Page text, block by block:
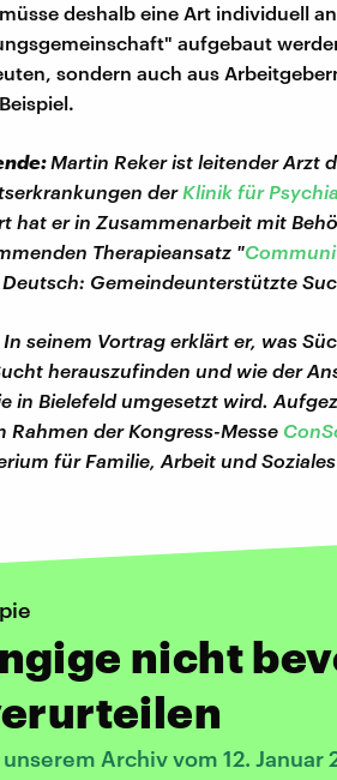
deshalb eine Art individuell
aufgebaut
sondern auch aus
Martin Reker ist leitender Arzt
der Klinik für
hat er in Zusammenarbeit mit
Therapieansatz "
Gemeindeunterstützte
In seinem Vortrag erklärt er, was
herauszufinden und wie der
in Bielefeld umgesetzt wird.
Rahmen der Kongress-Messe
für Familie, Arbeit und
nicht
Archiv vom 12. Januar